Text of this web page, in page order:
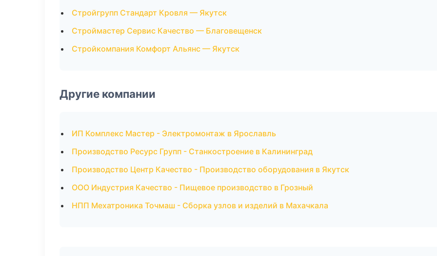
Стройгрупп Стандарт Кровля — Якутск
Строймастер Сервис Качество — Благовещенск
Стройкомпания Комфорт Альянс — Якутск
Другие компании
ИП Комплекс Мастер - Электромонтаж в Ярославль
Производство Ресурс Групп - Станкостроение в Калининград
Производство Центр Качество - Производство оборудования в Якутск
ООО Индустрия Качество - Пищевое производство в Грозный
НПП Мехатроника Точмаш - Сборка узлов и изделий в Махачкала